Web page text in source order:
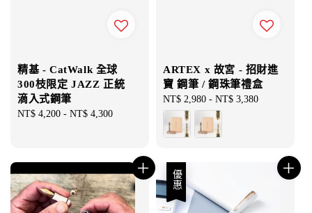
精基 - CatWalk 全球
300枝限定 JAZZ 正統
滴入式鋼筆
Regular
NT$ 4,200 - NT$ 4,300
ARTEX x 故宮 - 招財進
寶 鋼筆 / 鋼珠筆禮盒
Regular
price
NT$ 2,980 - NT$ 3,380
優惠